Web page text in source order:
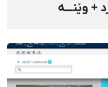
وێنـــە